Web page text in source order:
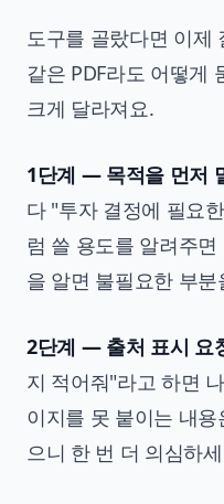
도구를 골랐다면 이제
같은 PDF라도 어떻게
크게 달라져요.
1단계 — 목적을 먼저
다 "투자 결정에 필요
럼 쓸 용도를 알려주
을 알면 불필요한 부
2단계 — 출처 표시 요
지 적어줘"라고 하면
이지를 못 붙이는 내
으니 한 번 더 의심하